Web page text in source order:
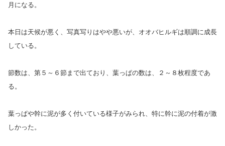
月になる。
本日は天候が悪く、写真写りはやや悪いが、オオバヒルギは順調に成長
している。
節数は、第５～６節まで出ており、葉っぱの数は、２～８枚程度であ
る。
葉っぱや幹に泥が多く付いている様子がみられ、特に幹に泥の付着が激
しかった。